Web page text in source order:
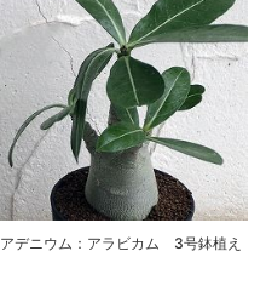
アデニウム：アラビカム 3号鉢植え